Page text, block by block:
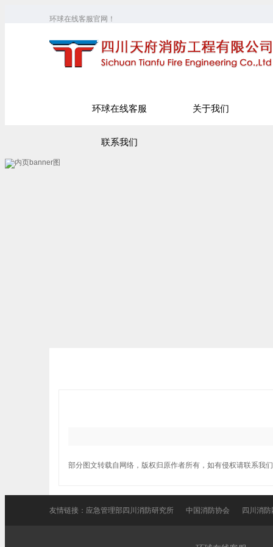
环球在线客服官网！
环球在线客服 关于我们
联系我们
部分图文转载自网络，版权归原作者所有，如有侵权请联系我
友情链接： 应急管理部四川消防研究所 中国消防协会 四川消防